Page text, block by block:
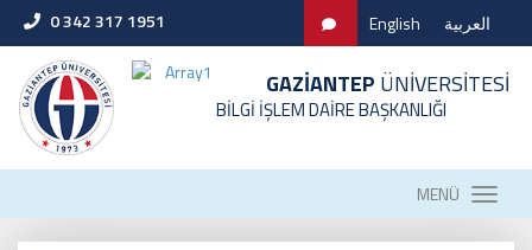
0 342 317 1951 English العربية
GAZİANTEP ÜNİVERSİTESİ
BİLGİ İŞLEM DAİRE BAŞKANLIĞI
MENÜ